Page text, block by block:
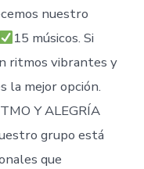
nuestro
15 músicos. Si
ritmos vibrantes y
la mejor opción.
Y ALEGRÍA
grupo está
que